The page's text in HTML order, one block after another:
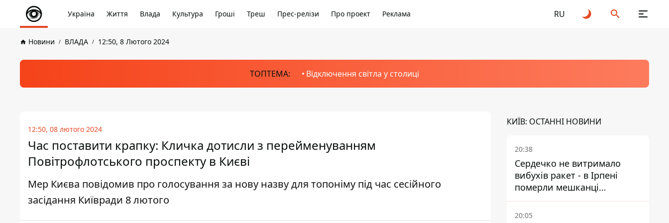
Україна Життя Влада Культура Гроші Треш Прес-релізи Про проект Реклама RU
Новини ВЛАДА 12:50, 8 Лютого 2024
ТОПТЕМА: Відключення світла у столиці
12:50, 08 лютого 2024
Час поставити крапку: Кличка дотисли з перейменуванням
Повітрофлотського проспекту в Києві
Мер Києва повідомив про голосування за нову назву для топоніму під час сесійного
засідання Київради 8 лютого
КИЇВ: ОСТАННІ НОВИНИ
20:38
Сердечко не витримало
вибухів ракет - в Ірпені
померли мешканці
притулку для собак з
інвалідністю
20:05